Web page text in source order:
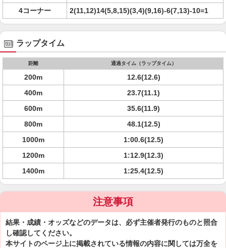
4コーナー
2(11,12)14(5,8,15)(3,4)(9,16)-6(7,13)-10=1
ラップタイム
距離 通過タイム（ラップタイム）
200m
12.6(12.6)
400m
23.7(11.1)
600m
35.6(11.9)
800m
48.1(12.5)
1000m
1:00.6(12.5)
1200m
1:12.9(12.3)
1400m
1:25.4(12.5)
注意事項
結果・成績・オッズなどのデータは、必ず主催者発行のものと照合
し確認してください。
本サイトのページ上に掲載されている情報の内容に関しては万全を